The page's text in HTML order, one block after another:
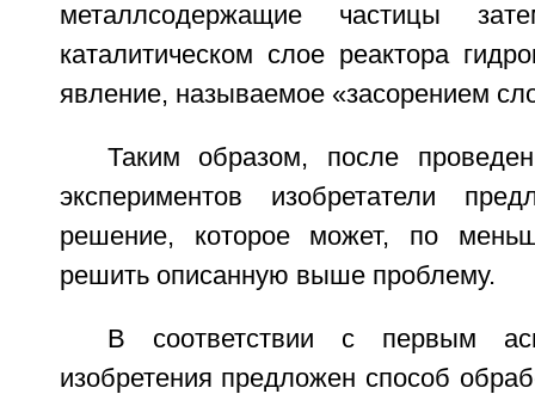
металлсодержащие частицы
каталитическом слое реактора
явление, называемое «засорением
Таким образом, после
экспериментов изобретатели
решение, которое может, по
решить описанную выше проблему.
В соответствии с первым
изобретения предложен способ